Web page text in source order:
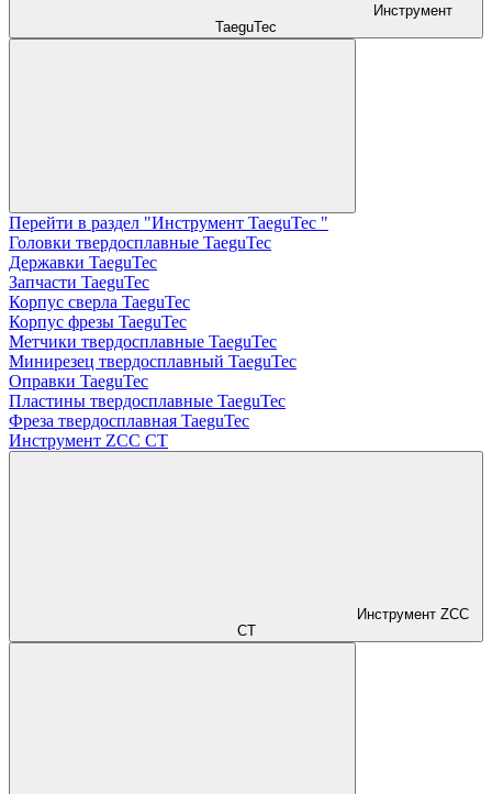
Инструмент
TaeguTec
Перейти в раздел "Инструмент TaeguTec "
Головки твердосплавные TaeguTec
Державки TaeguTec
Запчасти TaeguTec
Корпус сверла TaeguTec
Корпус фрезы TaeguTec
Метчики твердосплавные TaeguTec
Минирезец твердосплавный TaeguTec
Оправки TaeguTec
Пластины твердосплавные TaeguTec
Фреза твердосплавная TaeguTec
Инструмент ZCС CT
Инструмент ZCС
CT